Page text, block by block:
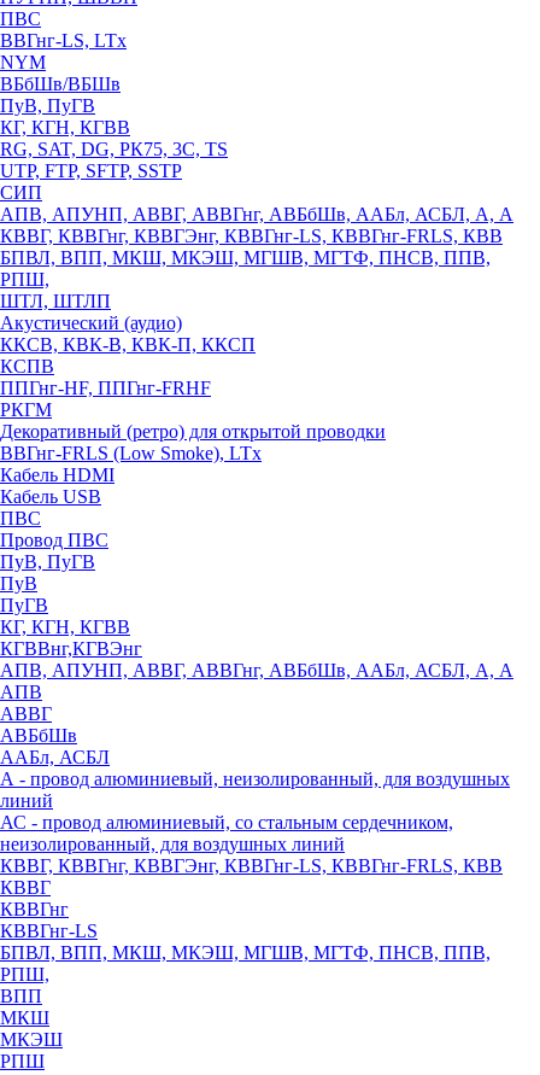
ПВС
ВВГнг-LS, LTx
NYM
ВБбШв/ВБШв
ПуВ, ПуГВ
КГ, КГН, КГВВ
RG, SAT, DG, РК75, 3С, TS
UTP, FTP, SFTP, SSTP
СИП
АПВ, АПУНП, АВВГ, АВВГнг, АВБбШв, ААБл, АСБЛ, А, А
КВВГ, КВВГнг, КВВГЭнг, КВВГнг-LS, КВВГнг-FRLS, КВВ
БПВЛ, ВПП, МКШ, МКЭШ, МГШВ, МГТФ, ПНСВ, ППВ,
РПШ,
ШТЛ, ШТЛП
Акустический (аудио)
ККСВ, КВК-В, КВК-П, ККСП
КСПВ
ППГнг-HF, ППГнг-FRHF
РКГМ
Декоративный (ретро) для открытой проводки
ВВГнг-FRLS (Low Smoke), LTx
Кабель HDMI
Кабель USB
ПВС
Провод ПВС
ПуВ, ПуГВ
ПуВ
ПуГВ
КГ, КГН, КГВВ
КГВВнг,КГВЭнг
АПВ, АПУНП, АВВГ, АВВГнг, АВБбШв, ААБл, АСБЛ, А, А
АПВ
АВВГ
АВБбШв
ААБл, АСБЛ
А - провод алюминиевый, неизолированный, для воздушных
линий
АС - провод алюминиевый, со стальным сердечником,
неизолированный, для воздушных линий
КВВГ, КВВГнг, КВВГЭнг, КВВГнг-LS, КВВГнг-FRLS, КВВ
КВВГ
КВВГнг
КВВГнг-LS
БПВЛ, ВПП, МКШ, МКЭШ, МГШВ, МГТФ, ПНСВ, ППВ,
РПШ,
ВПП
МКШ
МКЭШ
РПШ